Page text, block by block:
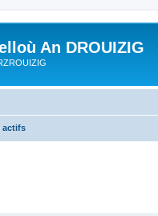
An DROUIZIG
actifs